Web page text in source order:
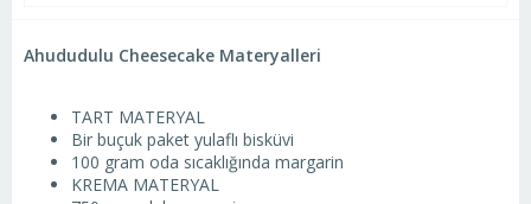
a
n
a
h
i
Ahududulu Cheesecake Materyalleri
TART MATERYAL
Bir buçuk paket yulaflı bisküvi
100 gram oda sıcaklığında margarin
KREMA MATERYAL